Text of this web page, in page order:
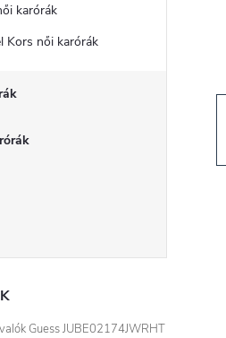
karórák
Kors női karórák
Guess JUBE02174JWRHT